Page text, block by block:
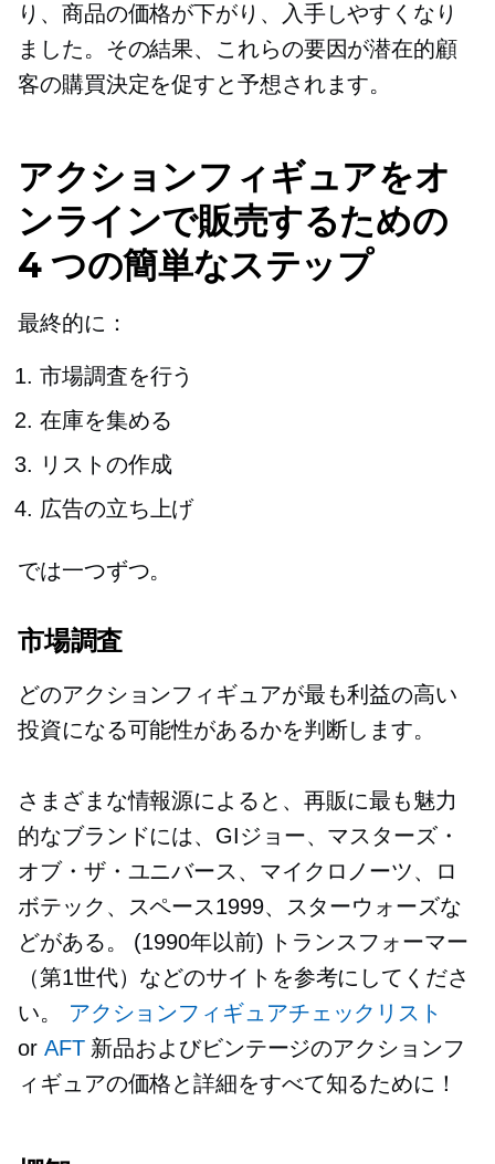
り、商品の価格が下がり、入手しやすくなり
ました。その結果、これらの要因が潜在的顧
客の購買決定を促すと予想されます。
アクションフィギュアをオ
ンラインで販売するための
4 つの簡単なステップ
最終的に：
市場調査を行う
在庫を集める
リストの作成
広告の立ち上げ
では一つずつ。
市場調査
どのアクションフィギュアが最も利益の高い
投資になる可能性があるかを判断します。
さまざまな情報源によると、再販に最も魅力
的なブランドには、GIジョー、マスターズ・
オブ・ザ・ユニバース、マイクロノーツ、ロ
ボテック、スペース1999、スターウォーズな
どがある。 (1990年以前) トランスフォーマー
（第1世代）などのサイトを参考にしてくださ
い。
アクションフィギュアチェックリスト
or AFT新品およびビンテージのアクションフ
ィギュアの価格と詳細をすべて知るために！